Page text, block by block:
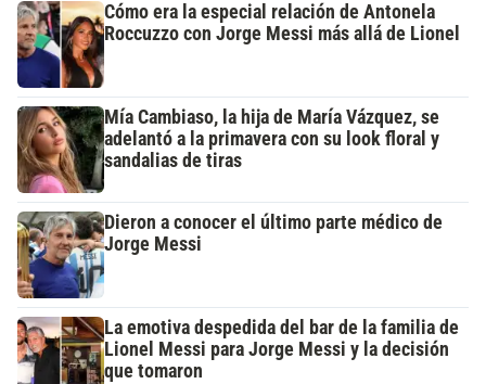
Cómo era la especial relación de Antonela
Roccuzzo con Jorge Messi más allá de Lionel
Mía Cambiaso, la hija de María Vázquez, se
adelantó a la primavera con su look floral y
sandalias de tiras
Dieron a conocer el último parte médico de
Jorge Messi
La emotiva despedida del bar de la familia de
Lionel Messi para Jorge Messi y la decisión
que tomaron